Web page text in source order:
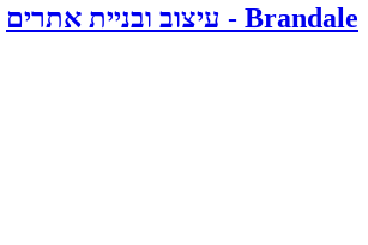
Brandale - עיצוב ובניית אתרים